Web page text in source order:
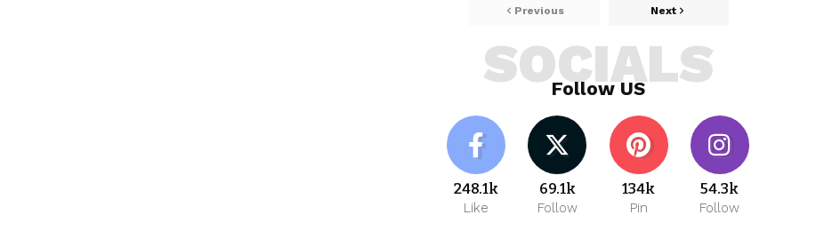
Previous Next
Follow US
SOCIALS
248.1k
Like
69.1k
Follow
134k
Pin
54.3k
Follow